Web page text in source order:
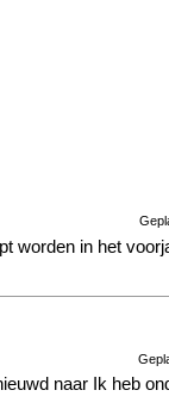
worden in het
naar
Ik heb